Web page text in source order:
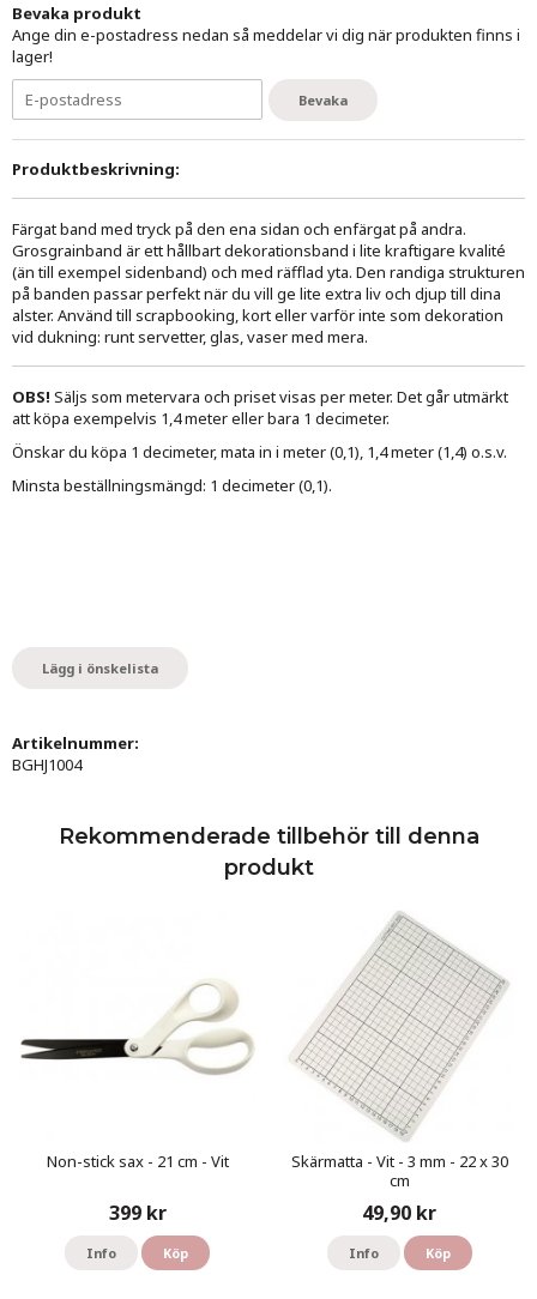
Bevaka produkt
Ange din e-postadress nedan så meddelar vi dig när produkten finns i
lager!
Bevaka
Produktbeskrivning:
Färgat band med tryck på den ena sidan och enfärgat på andra.
Grosgrainband är ett hållbart dekorationsband i lite kraftigare kvalité
(än till exempel sidenband) och med räfflad yta. Den randiga strukturen
på banden passar perfekt när du vill ge lite extra liv och djup till dina
alster. Använd till scrapbooking, kort eller varför inte som dekoration
vid dukning: runt servetter, glas, vaser med mera.
OBS! Säljs som metervara och priset visas per meter. Det går utmärkt
att köpa exempelvis 1,4 meter eller bara 1 decimeter.
Önskar du köpa 1 decimeter, mata in i meter (0,1), 1,4 meter (1,4) o.s.v.
Minsta beställningsmängd: 1 decimeter (0,1).
Lägg i önskelista
Artikelnummer:
BGHJ1004
Rekommenderade tillbehör till denna
produkt
Non-stick sax - 21 cm - Vit
399 kr
Info Köp
Skärmatta - Vit - 3 mm - 22 x 30
cm
49,90 kr
Info Köp